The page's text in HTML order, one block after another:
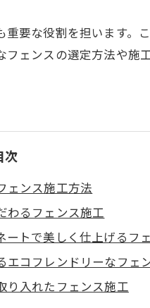
要な役割を担います。
ェンスの選定方法や施
次
ェンス施工方法
わるフェンス施工
トで美しく仕上げるフ
エコフレンドリーなフェ
り入れたフェンス施工